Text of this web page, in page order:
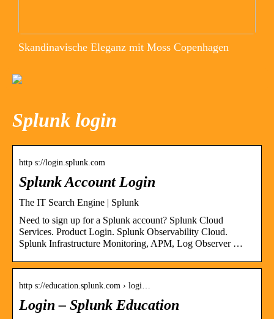
Skandinavische Eleganz mit Moss Copenhagen
Splunk login
http s://login.splunk.com
Splunk Account Login
The IT Search Engine | Splunk
Need to sign up for a Splunk account? Splunk Cloud
Services. Product Login. Splunk Observability Cloud.
Splunk Infrastructure Monitoring, APM, Log Observer …
http s://education.splunk.com › logi…
Login – Splunk Education